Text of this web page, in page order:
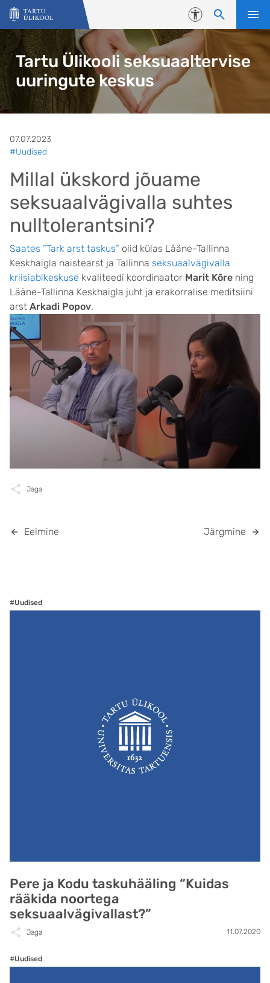
Liigu edasi põhisisu juurde
Juurdepääsetavus
Tartu Ülikooli seksuaaltervise
uuringute keskus
07.07.2023
#Uudised
Millal ükskord jõuame
seksuaalvägivalla suhtes
nulltolerantsini?
Saates “Tark arst taskus” olid külas Lääne-Tallinna
Keskhaigla naistearst ja Tallinna seksuaalvägivalla
kriisiabikeskuse kvaliteedi koordinaator Marit Kõre ning
Lääne-Tallinna Keskhaigla juht ja erakorralise meditsiini
arst Arkadi Popov.
Jaga
Eelmine Järgmine
#Uudised
Pere ja Kodu taskuhääling “Kuidas
rääkida noortega
seksuaalvägivallast?”
Jaga 11.07.2020
#Uudised